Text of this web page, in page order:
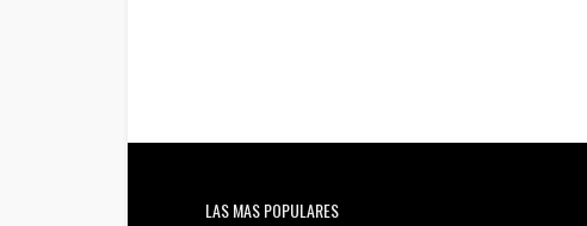
LAS MAS POPULARES